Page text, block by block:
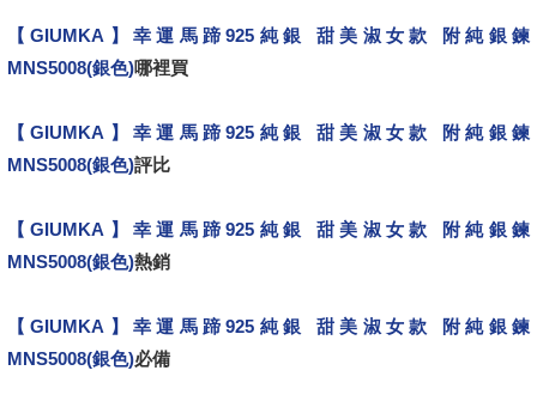
【GIUMKA】幸運馬蹄925純銀 甜美淑女款 附純銀鍊
MNS5008(銀色)哪裡買
【GIUMKA】幸運馬蹄925純銀 甜美淑女款 附純銀鍊
MNS5008(銀色)評比
【GIUMKA】幸運馬蹄925純銀 甜美淑女款 附純銀鍊
MNS5008(銀色)熱銷
【GIUMKA】幸運馬蹄925純銀 甜美淑女款 附純銀鍊
MNS5008(銀色)必備